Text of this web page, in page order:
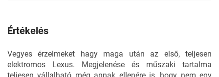
Értékelés
Vegyes érzelmeket hagy maga után az első, teljesen
elektromos Lexus. Megjelenése és műszaki tartalma
teljesen vállalható még annak ellenére is, hogy nem egy